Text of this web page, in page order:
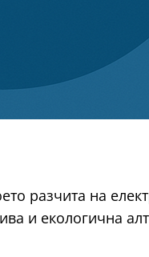
разчита на
и екологична